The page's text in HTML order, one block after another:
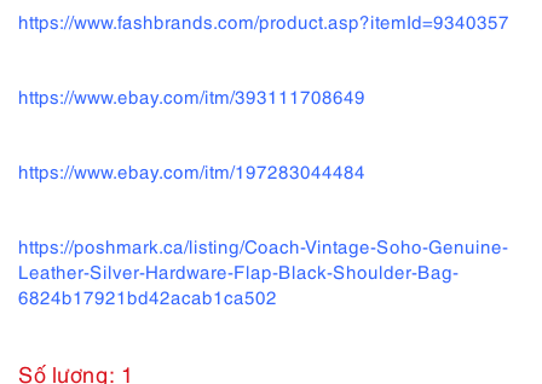
https://www.fashbrands.com/product.asp?itemId=9340357
https://www.ebay.com/itm/393111708649
https://www.ebay.com/itm/197283044484
https://poshmark.ca/listing/Coach-Vintage-Soho-Genuine-
Leather-Silver-Hardware-Flap-Black-Shoulder-Bag-
6824b17921bd42acab1ca502
Số lượng: 1